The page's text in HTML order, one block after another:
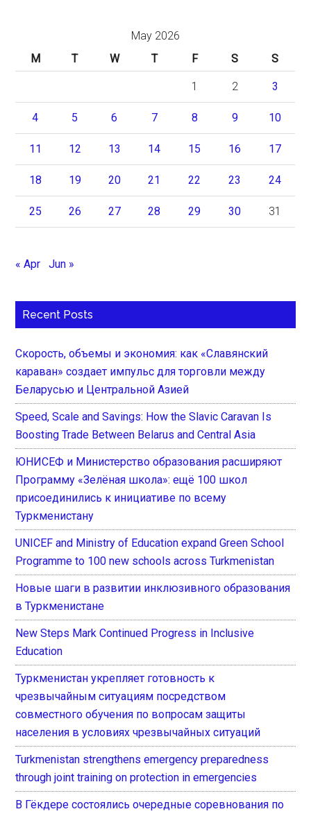
May 2026
M
T W T F S S
1 2 3
4 5 6 7 8 9 10
11 12 13 14 15 16 17
18 19 20 21 22 23 24
25 26 27 28 29 30 31
« Apr Jun »
Recent Posts
Скорость, объемы и экономия: как «Славянский
караван» создает импульс для торговли между
Беларусью и Центральной Азией
Speed, Scale and Savings: How the Slavic Caravan Is
Boosting Trade Between Belarus and Central Asia
ЮНИСЕФ и Министерство образования расширяют
Программу «Зелёная школа»: ещё 100 школ
присоединились к инициативе по всему
Туркменистану
UNICEF and Ministry of Education expand Green School
Programme to 100 new schools across Turkmenistan
Новые шаги в развитии инклюзивного образования
в Туркменистане
New Steps Mark Continued Progress in Inclusive
Education
Туркменистан укрепляет готовность к
чрезвычайным ситуациям посредством
совместного обучения по вопросам защиты
населения в условиях чрезвычайных ситуаций
Turkmenistan strengthens emergency preparedness
through joint training on protection in emergencies
В Гёкдере состоялись очередные соревнования по